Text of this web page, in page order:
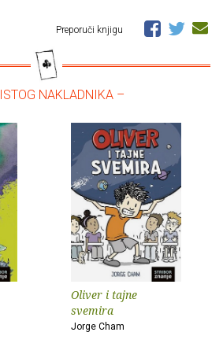
Preporuči knjigu
NAKLADNIKA –
Oliver i tajne
svemira
Jorge Cham